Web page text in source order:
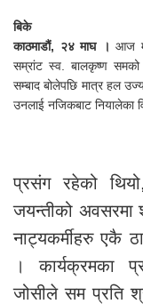
बिके
काठमाडौं, २४ माघ ।आज
सम्रांट स्व. बालकृष्ण समको
सम्बाद बोलेपछि मात्र हल
उनलाई नजिकबाट नियालेका
प्रसंग रहेको
जयन्तीको अवसरमा
नाट्यकर्मीहरु एकै
। कार्यक्रमका
जोसीले सम प्रति